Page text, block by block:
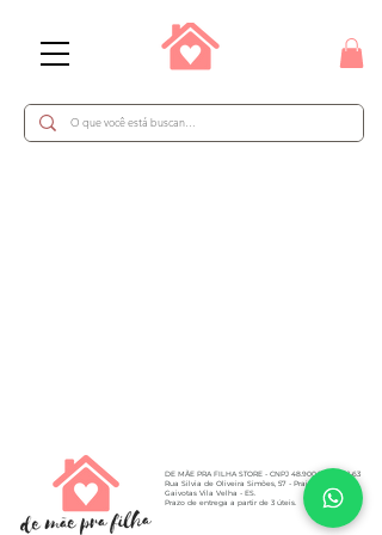
​DE MÃE PRA FILHA STORE - CNPJ 48.900.274
/0001-63
Rua Silvia de Oliveira Simões, 57 - Praia das
Gaivotas Vila Velha - ES.​
Prazo de entrega a partir de 3 úteis.